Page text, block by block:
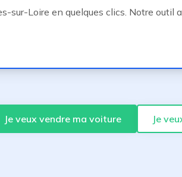
sur-Loire en quelques clics. Notre
Je veux vendre ma voiture Je